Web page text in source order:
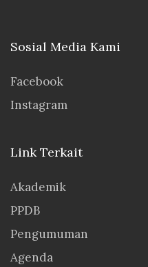
Sosial Media Kami
Facebook
Instagram
Link Terkait
Akademik
PPDB
Pengumuman
Agenda